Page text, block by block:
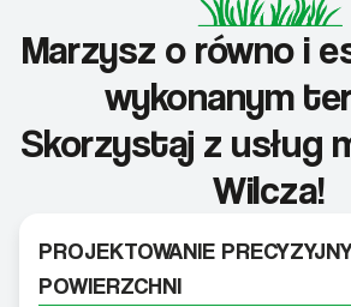
Marzysz o równo i
wykonanym
Skorzystaj z usług
Wilcza!
PROJEKTOWANIE
POWIERZCHNI